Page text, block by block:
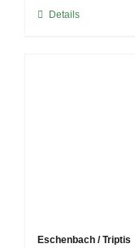
Details
Eschenbach / Triptis